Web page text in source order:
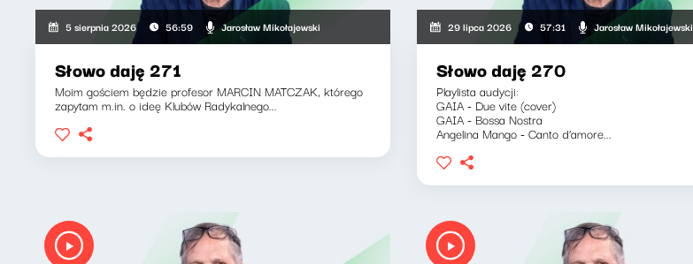
5 sierpnia 2026 56:59 Jarosław Mikołajewski
Słowo daję 271
Moim gościem będzie profesor MARCIN MATCZAK, którego
zapytam m.in. o ideę Klubów Radykalnego...
29 lipca 2026 57:31 Jarosław Mikołajewski
Słowo daję 270
Playlista audycji:
GAIA - Due vite (cover)
GAIA - Bossa Nostra
Angelina Mango - Canto d’amore...